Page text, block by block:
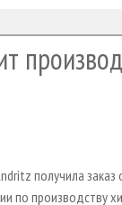
получила
по